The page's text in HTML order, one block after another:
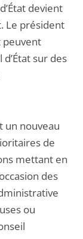
devient
Le président
peuvent
sur des
un nouveau
de
mettant en
des
ou